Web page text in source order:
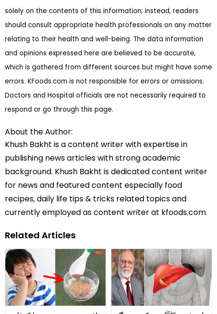
solely on the contents of this information; instead, readers
should consult appropriate health professionals on any matter
relating to their health and well-being. The data information
and opinions expressed here are believed to be accurate,
which is gathered from different sources but might have some
errors. KFoods.com is not responsible for errors or omissions.
Doctors and Hospital officials are not necessarily required to
respond or go through this page.
About the Author:
Khush Bakht is a content writer with expertise in
publishing news articles with strong academic
background. Khush Bakht is dedicated content writer
for news and featured content especially food
recipes, daily life tips & tricks related topics and
currently employed as content writer at kfoods.com.
Related Articles